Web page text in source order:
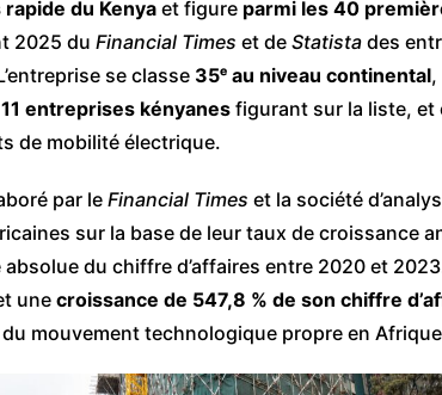
Lesotho Fr
Liberia
Mali
Maroc
Mauritanie
du Kenya et figure parmi les 40
2025 du Financial Times et de Statista des
se classe 35ᵉ au niveau continental,
entreprises kényanes figurant sur la liste, et
de mobilité électrique.
par le Financial Times et la société
sur la base de leur taux de croissance
du chiffre d’affaires entre 2020 et
une croissance de 547,8 % de son chiffre
mouvement technologique propre en